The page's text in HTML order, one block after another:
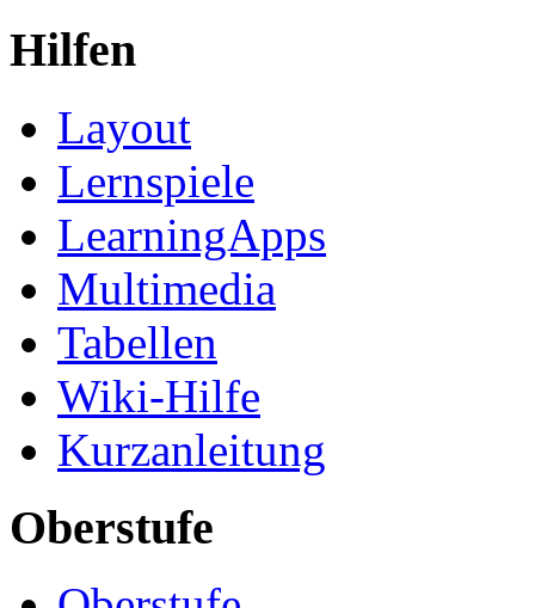
Hilfen
Layout
Lernspiele
LearningApps
Multimedia
Tabellen
Wiki-Hilfe
Kurzanleitung
Oberstufe